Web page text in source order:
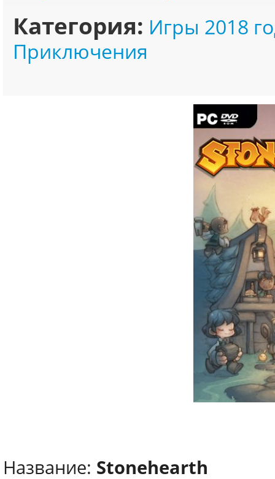
Категория: Игры 2018
Приключения
Название: Stonehearth